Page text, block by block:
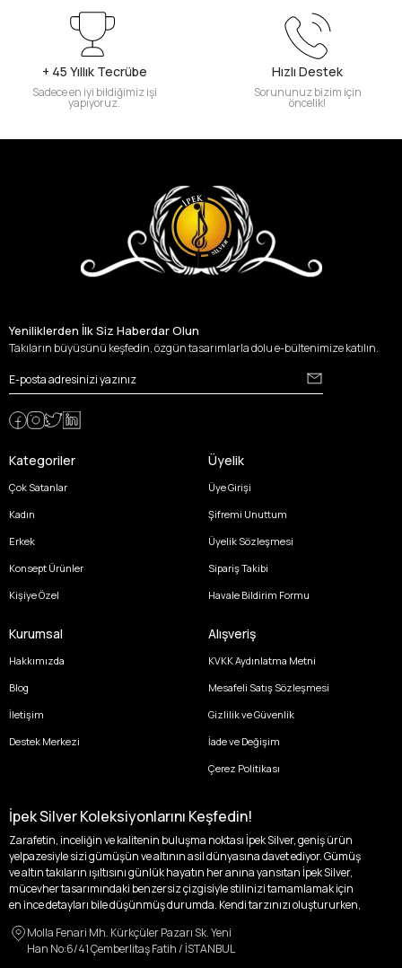
+ 45 Yıllık Tecrübe
Sadece en iyi bildiğimiz işi
yapıyoruz.
Hızlı Destek
Sorununuz bizim için
öncelik!
Yeniliklerden İlk Siz Haberdar Olun
Takıların büyüsünü keşfedin, özgün tasarımlarla dolu e-bültenimize katılın.
Kategoriler
Çok Satanlar
Kadın
Erkek
Konsept Ürünler
Kişiye Özel
Üyelik
Üye Girişi
Şifremi Unuttum
Üyelik Sözleşmesi
Sipariş Takibi
Havale Bildirim Formu
Kurumsal
Hakkımızda
Blog
İletişim
Destek Merkezi
Alışveriş
KVKK Aydınlatma Metni
Mesafeli Satış Sözleşmesi
Gizlilik ve Güvenlik
İade ve Değişim
Çerez Politikası
İpek Silver Koleksiyonlarını Keşfedin!
Zarafetin, inceliğin ve kalitenin buluşma noktası İpek Silver, geniş ürün
yelpazesiyle sizi gümüşün ve altının asil dünyasına davet ediyor. Gümüş
ve altın takıların ışıltısını günlük hayatın her anına yansıtan İpek Silver,
mücevher tasarımındaki benzersiz çizgisiyle stilinizi tamamlamak için
en ince detayları bile düşünmüş durumda. Kendi tarzınızı oluştururken,
özgünlüğünüzü ön plana çıkaracak tasarımlarımızla tanışın.
Molla Fenari Mh. Kürkçüler Pazarı Sk. Yeni
Han No:6/41 Çemberlitaş Fatih / İSTANBUL